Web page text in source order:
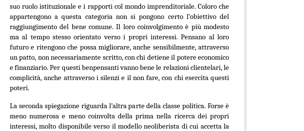
suo ruolo istituzionale e i rapporti col mondo imprenditoriale. Coloro che
appartengono a questa categoria non si pongono certo l’obiettivo del
raggiungimento del bene comune. Il loro coinvolgimento è più modesto
ma al tempo stesso orientato verso i propri interessi. Pensano al loro
futuro e ritengono che possa migliorare, anche sensibilmente, attraverso
un patto, non necessariamente scritto, con chi detiene il potere economico
e finanziario. Per questi benpensanti vanno bene le relazioni clientelari, le
complicità, anche attraverso i silenzi e il non fare, con chi esercita questi
poteri.
La seconda spiegazione riguarda l’altra parte della classe politica. Forse è
meno numerosa e meno coinvolta della prima nella ricerca dei propri
interessi, molto disponibile verso il modello neoliberista di cui accetta la